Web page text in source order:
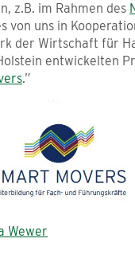
z.B. im Rahmen des
von uns in
der Wirtschaft für
entwickelten
.”
Wewer